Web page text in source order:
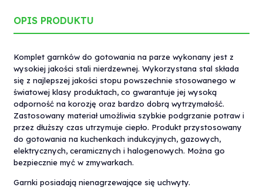
OPIS PRODUKTU
Komplet garnków do gotowania na parze wykonany jest z
wysokiej jakości stali nierdzewnej. Wykorzystana stal składa
się z najlepszej jakości stopu powszechnie stosowanego w
światowej klasy produktach, co gwarantuje jej wysoką
odporność na korozję oraz bardzo dobrą wytrzymałość.
Zastosowany materiał umożliwia szybkie podgrzanie potraw i
przez dłuższy czas utrzymuje ciepło. Produkt przystosowany
do gotowania na kuchenkach indukcyjnych, gazowych,
elektrycznych, ceramicznych i halogenowych. Można go
bezpiecznie myć w zmywarkach.
Garnki posiadają nienagrzewające się uchwyty.